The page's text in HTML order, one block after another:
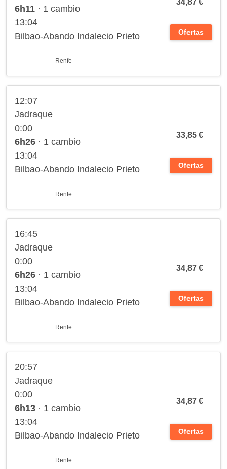
6h11 · 1 cambio
13:04
Bilbao-Abando Indalecio Prieto
Renfe
34,87 €
Ofertas
12:07
Jadraque
0:00
6h26 · 1 cambio
13:04
Bilbao-Abando Indalecio Prieto
Renfe
33,85 €
Ofertas
16:45
Jadraque
0:00
6h26 · 1 cambio
13:04
Bilbao-Abando Indalecio Prieto
Renfe
34,87 €
Ofertas
20:57
Jadraque
0:00
6h13 · 1 cambio
13:04
Bilbao-Abando Indalecio Prieto
Renfe
34,87 €
Ofertas